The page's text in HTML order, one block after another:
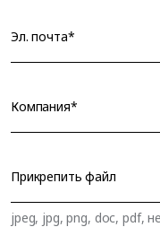
Эл. почта*
Компания*
Прикрепить файл
jpeg, jpg, png, doc, pdf,